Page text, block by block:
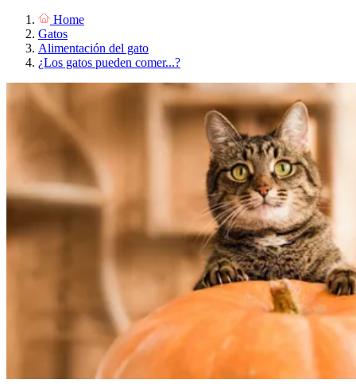
Home
Gatos
Alimentación del gato
¿Los gatos pueden comer...?